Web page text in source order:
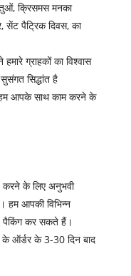
क्रिसमस मनका
सेंट पैट्रिक दिवस, का
ग्राहकों का विश्वास
सिद्धांत है
हम आपके साथ काम करने के
करने के लिए अनुभवी
हम आपकी विभिन्न
कर सकते हैं।
के ऑर्डर के 3-30 दिन बाद